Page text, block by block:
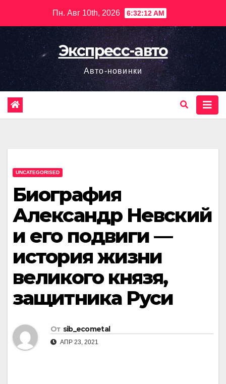
содержимому
Пн. Авг 10th, 2026 6:32:13 AM
Экспресс-авто
Авто-новинки
UNCATEGORISED
Биография
Александр Невский
и его подвиги —
история жизни
великого князя,
защитника Руси
От sib_ecometal
АПР 23, 2021